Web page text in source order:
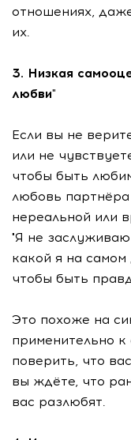
отношениях,
их.
3. Низкая
любви"
Если вы не
или не
чтобы быть
любовь
нереальной или
"Я не
какой я на
чтобы быть
Это похоже на
применительно
поверить, что
вы ждёте, что
вас разлюбят.